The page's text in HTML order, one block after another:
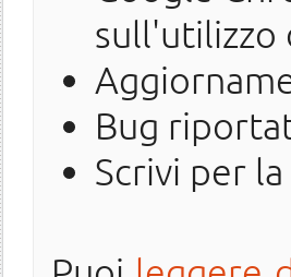
sull'utilizzo
Bug
Scrivi per